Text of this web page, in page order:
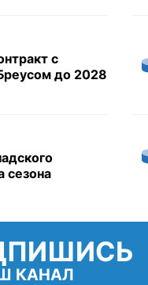
с
до 2028
сезона
КАНАЛ